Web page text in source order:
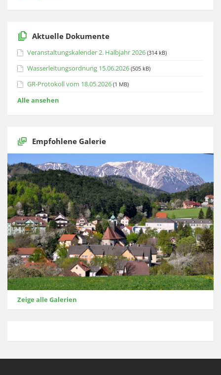
Aktuelle Dokumente
Veranstaltungskalender 2. Halbjahr 2026 (314 kB)
Wasserleitungsordnung 15.06.2026 (505 kB)
GR-Protokoll vom 18.05.2026 (1 MB)
Alle ansehen
Empfohlene Galerie
Zeige alle Galerien